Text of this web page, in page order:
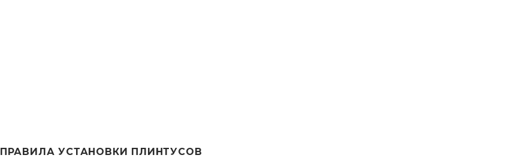
ПРАВИЛА УСТАНОВКИ ПЛИНТУСОВ